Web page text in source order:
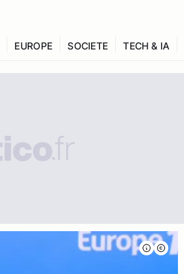
EUROPE SOCIETE TECH & IA